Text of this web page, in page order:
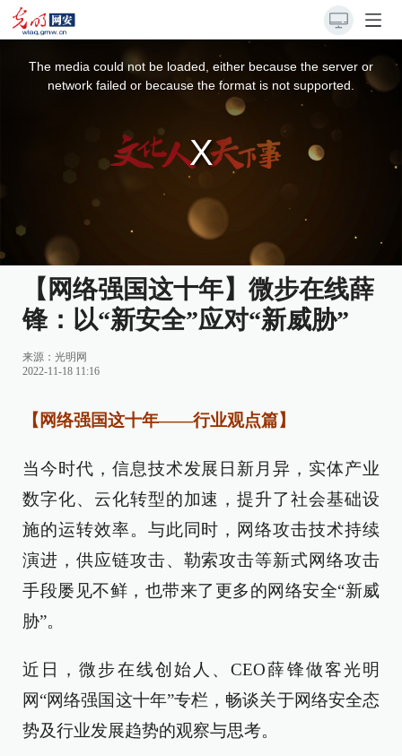
The media could not be loaded, either because the server or
network failed or because the format is not supported.
【网络强国这十年】微步在线薛
锋：以“新安全”应对“新威胁”
来源： 光明网
2022-11-18 11:16
【网络强国这十年——行业观点篇】
当今时代，信息技术发展日新月异，实体产业
数字化、云化转型的加速，提升了社会基础设
施的运转效率。与此同时，网络攻击技术持续
演进，供应链攻击、勒索攻击等新式网络攻击
手段屡见不鲜，也带来了更多的网络安全“新威
胁”。
近日，微步在线创始人、CEO薛锋做客光明
网“网络强国这十年”专栏，畅谈关于网络安全态
势及行业发展趋势的观察与思考。